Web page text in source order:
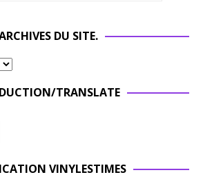
DU SITE.
TRANSLATE
VINYLESTIMES